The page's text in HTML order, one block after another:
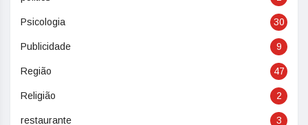
Psicologia 30
Publicidade 9
Região 47
Religião 2
restaurante 3